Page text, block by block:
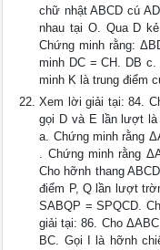
chữ nhật ABCD cú
nhau tại O. Qua D
Chứng minh rằng:
minh DC = CH. DB
minh K là trung điểm
Xem lời giải tại: 84.
gọi D và E lần lượt là
a. Chứng minh rằng
. Chứng minh rằng
Cho hỡnh thang
điểm P, Q lần lượt
SABQP = SPQCD.
giải tại: 86. Cho
BC. Gọi I là hỡnh